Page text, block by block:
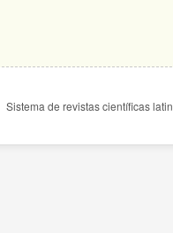
Sistema de revistas científicas